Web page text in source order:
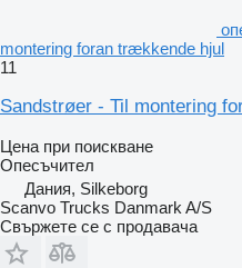
montering foran trækkende hjul
11
Sandstrøer - Til montering
Цена при поискване
Опесъчител
Дания, Silkeborg
Scanvo Trucks Danmark A/S
Свържете се с продавача